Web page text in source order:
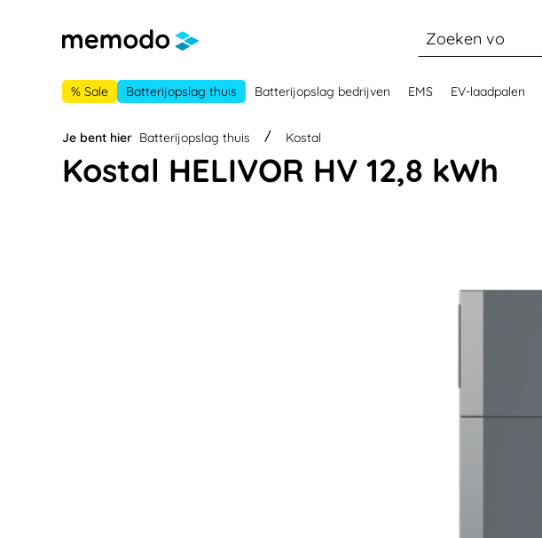
% Sale Batterijopslag thuis Batterijopslag bedrijven EMS EV-laadpalen
Je bent hier Batterijopslag thuis Kostal
Kostal HELIVOR HV 12,8 kWh